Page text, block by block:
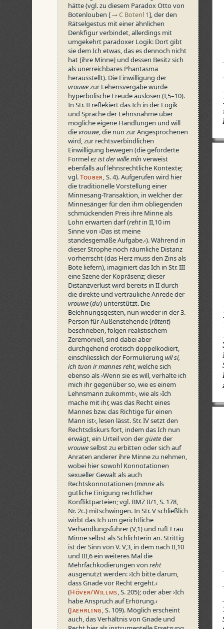
hätte (vgl. zu diesem Paradox Otto von
Botenlouben [
C Botenl 1], der den
Rätselgestus mit einer ähnlichen
Denkfigur verbindet, allerdings mit
umgekehrt paradoxer Logik: Dort gibt
sie dem Ich etwas, das es dennoch nicht
hat [ihre Minne] und dessen Besitz sich
als unerreichbares Phantasma
herausstellt). Die Einwilligung der
vrouwezur Lehensvergabe würde
hyperbolische Freude auslösen (I,5–10).
In Str. II reflekiert das Ich in der Logik
und Sprache der Lehnsnahme über
mögliche eigene Handlungen und will
dievrouwe, die nun zur Angesprochenen
wird, zur rechtsverbindlichen
Einwilligung bewegen (die geforderte
Formelez ist der wille mîn verweist
ebenfalls auf lehnsrechtliche Kontexte;
vgl.Touber, S.4). Aufgerufen wird hier
die traditionelle Vorstellung einer
Minnesang-Transaktion, in welcher der
Minnesänger für den ihm obliegenden
schmückenden Preis ihre Minne als
Lohn erwarten darf (rehtin II,10 im
Sinne von ›Das ist meine
standesgemäße Aufgabe.‹). Während in
dieser Strophe noch räumliche Distanz
vorherrscht (das Herz muss den Zins als
Bote liefern), imaginiert das Ich in Str. III
eine Szene der Kopräsenz; dieser
Distanzverlust wird bereits in II durch
die direkte und vertrauliche Anrede der
vrouwe(du) unterstützt. Die
Belehnungsgesten, nun wieder in der 3.
Person für Außenstehende (râtent)
beschrieben, folgen realistischem
Zeremoniell, sind dabei aber
durchgehend erotisch doppelkodiert,
einschliesslich der Formulierung wil si,
ich tuon ir mannes reht, welche sich
ebenso als ›Wenn sie es will, verhalte ich
mich ihr gegenüber so, wie es einem
Lehnsmann zukommt‹, wie als ›Ich
mache mit ihr, was das Recht eines
Mannes bzw. das Richtige für einen
Mann ist‹, lesen lässt. Str. IV setzt den
Rechtsdiskurs fort, indem das Ich nun
erwägt, ein Urteil von dergüeteder
vrouweselbst zu erbitten oder sich auf
Anraten anderer ihre Minne zu nehmen,
wobei hier sowohl Konnotationen
sexueller Gewalt als auch
Rechtskonnotationen (minneals
gütliche Einigung rechtlicher
Konfliktparteien; vgl. BMZ II/1, S. 178,
Nr.2c.) mitschwingen. In Str. V schließlich
wirbt das Ich um gerichtliche
Verhandlungsführer (V,1) und ruft Frau
Minne selbst als Schlichterin an. Strittig
ist der Sinn von V. V,3, in dem nach II,10
und III,6 ein weiteres Mal die
Mehrfachkodierungen von reht
ausgenutzt werden: ›Ich bitte darum,
dass Gnade vor Recht ergeht.‹
(Höver/Willms, S.205); oder aber ›Ich
habe Anspruch auf Erhörung.‹
(Jaehrling, S. 109). Möglich erscheint
auch, das Verhältnis von Gnade und